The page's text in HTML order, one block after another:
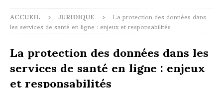
ACCUEIL JURIDIQUE La protection des données dans
les services de santé en ligne : enjeux et responsabilités
La protection des données dans les
services de santé en ligne : enjeux